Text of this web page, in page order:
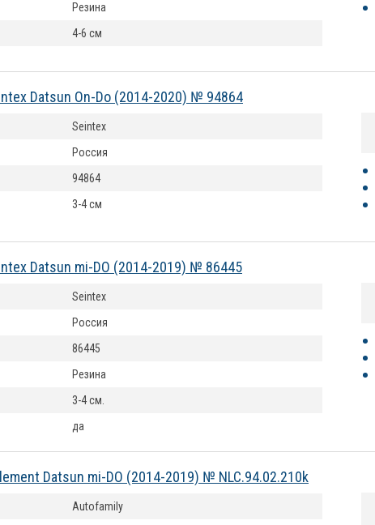
Резина
4-6 см
Datsun On-Do (2014-2020) № 94864
Seintex
Россия
94864
3-4 см
Datsun mi-DO (2014-2019) № 86445
Seintex
Россия
86445
Резина
3-4 см.
да
Datsun mi-DO (2014-2019) № NLC.94.02.210k
Autofamily